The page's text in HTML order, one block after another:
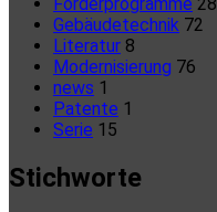
Förderprogramme 28
Gebäudetechnik 72
Literatur 8
Modernisierung 76
news 1
Patente 1
Serie 15
Stichworte